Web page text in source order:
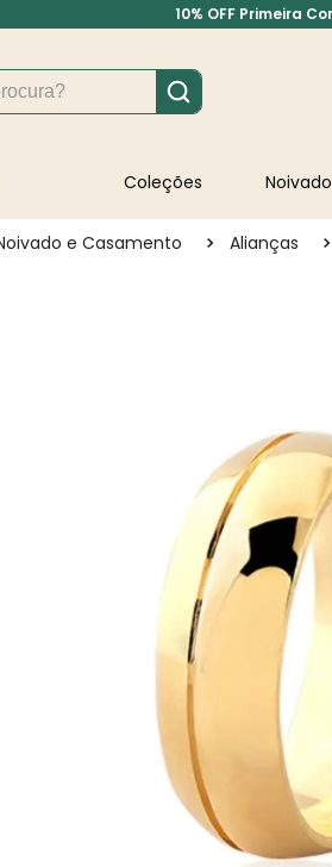
10% OFF Primeira
Coleções
e Casamento Alianças